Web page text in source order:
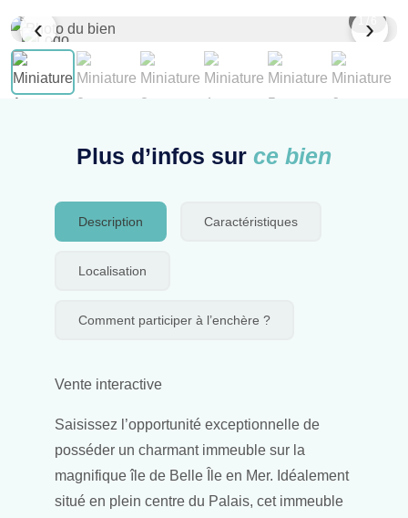
‹ ›
Plus d’infos sur ce bien
Description Caractéristiques
Localisation
Comment participer à l’enchère ?
Vente interactive
Saisissez l’opportunité exceptionnelle de
posséder un charmant immeuble sur la
magnifique île de Belle Île en Mer. Idéalement
situé en plein centre du Palais, cet immeuble